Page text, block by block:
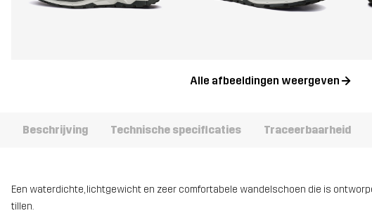
Alle afbeeldingen weergeven
Beschrijving Technische specificaties Traceerbaarheid
Een waterdichte, lichtgewicht en zeer comfortabele wandelschoen die is
tillen.